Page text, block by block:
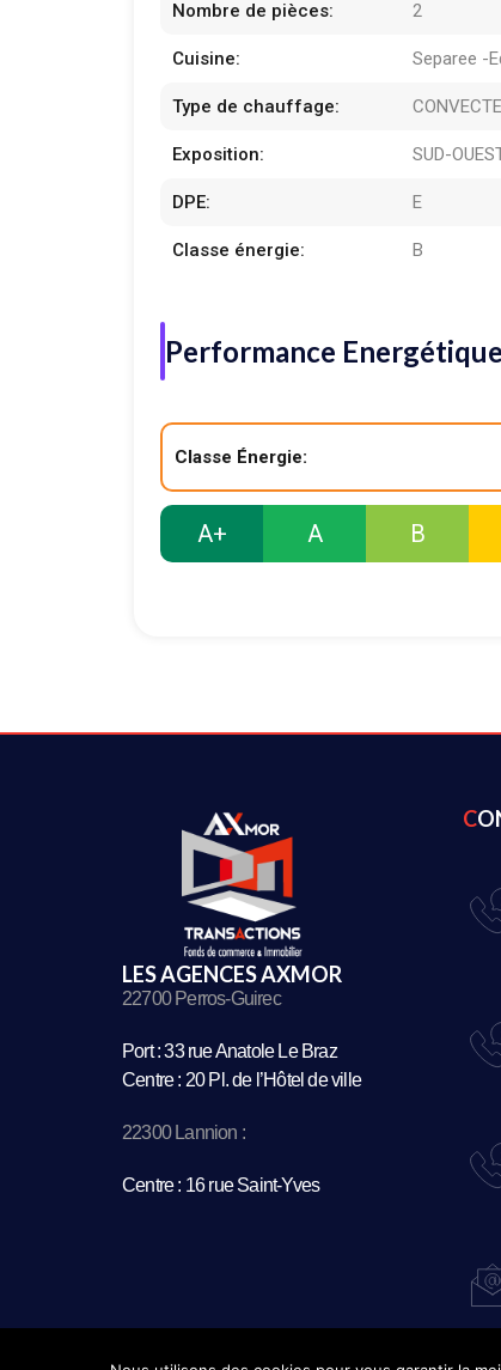
Nombre de pièces: 2
Cuisine: Separee -
Type de chauffage:
Exposition: SUD-
DPE: E
Classe énergie: B
Performance Energétique
Classe Énergie:
A+ A B
LES AGENCES AXMOR
22700 Perros-Guirec
Port : 33 rue Anatole Le Braz
Centre : 20 Pl. de l’Hôtel de ville
22300 Lannion :
Centre : 16 rue Saint-Yves